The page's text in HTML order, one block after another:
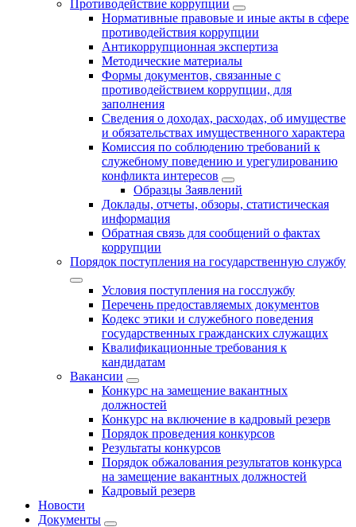
Противодействие коррупции
Нормативные правовые и иные акты в сфере
противодействия коррупции
Антикоррупционная экспертиза
Методические материалы
Формы документов, связанные с
противодействием коррупции, для
заполнения
Сведения о доходах, расходах, об имуществе
и обязательствах имущественного характера
Комиссия по соблюдению требований к
служебному поведению и урегулированию
конфликта интересов
Образцы Заявлений
Доклады, отчеты, обзоры, статистическая
информация
Обратная связь для сообщений о фактах
коррупции
Порядок поступления на государственную службу
Условия поступления на госслужбу
Перечень предоставляемых документов
Кодекс этики и служебного поведения
государственных гражданских служащих
Квалификационные требования к
кандидатам
Вакансии
Конкурс на замещение вакантных
должностей
Конкурс на включение в кадровый резерв
Порядок проведения конкурсов
Результаты конкурсов
Порядок обжалования результатов конкурса
на замещение вакантных должностей
Кадровый резерв
Новости
Документы